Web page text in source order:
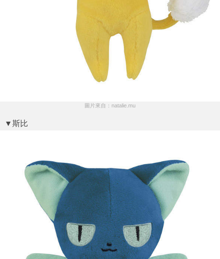
圖片來自：natalie.mu
▼斯比